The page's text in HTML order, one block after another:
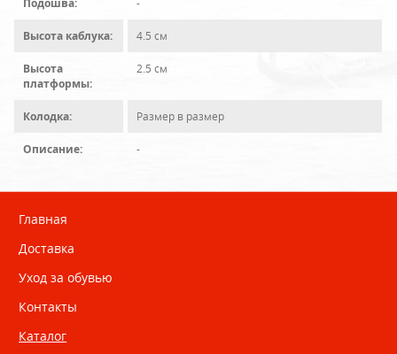
Подошва:
Высота каблука: 4.5 см
Высота
платформы:
2.5 см
Колодка: Размер в размер
Описание: -
Главная
Доставка
Уход за обувью
Контакты
Каталог